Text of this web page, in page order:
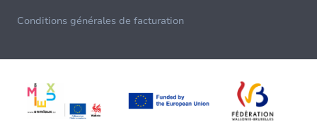
Conditions générales de facturation